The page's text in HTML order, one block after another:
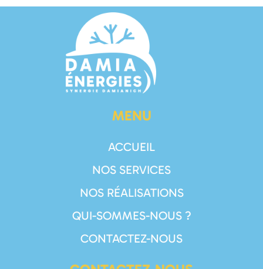
MENU
ACCUEIL
NOS SERVICES
NOS RÉALISATIONS
QUI-SOMMES-NOUS ?
CONTACTEZ-NOUS